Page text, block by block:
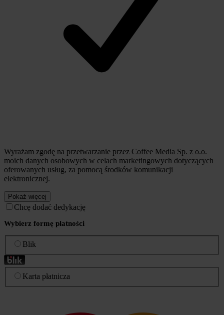
Wyrażam zgodę na przetwarzanie przez Coffee Media Sp. z o.o.
moich danych osobowych w celach marketingowych dotyczących
oferowanych usług, za pomocą środków komunikacji
elektronicznej.
Pokaż więcej
Chcę dodać dedykację
Wybierz formę płatności
Blik
Karta płatnicza